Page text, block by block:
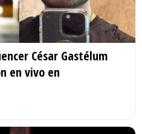
César Gastélum
en vivo en